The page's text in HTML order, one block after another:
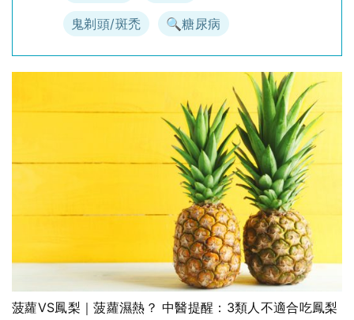
鬼剃頭/斑禿 🔍糖尿病
菠蘿VS鳳梨｜菠蘿濕熱？ 中醫提醒：3類人不適合吃鳳梨